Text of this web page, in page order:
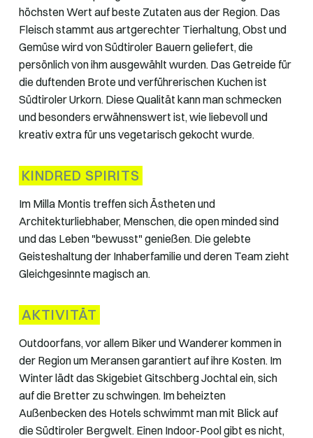
höchsten Wert auf beste Zutaten aus der Region. Das
Fleisch stammt aus artgerechter Tierhaltung, Obst und
Gemüse wird von Südtiroler Bauern geliefert, die
persönlich von ihm ausgewählt wurden. Das Getreide für
die duftenden Brote und verführerischen Kuchen ist
Südtiroler Urkorn. Diese Qualität kann man schmecken
und besonders erwähnenswert ist, wie liebevoll und
kreativ extra für uns vegetarisch gekocht wurde.
KINDRED SPIRITS
Im Milla Montis treffen sich Ästheten und
Architekturliebhaber, Menschen, die open minded sind
und das Leben "bewusst" genießen. Die gelebte
Geisteshaltung der Inhaberfamilie und deren Team zieht
Gleichgesinnte magisch an.
AKTIVITÄT
Outdoorfans, vor allem Biker und Wanderer kommen in
der Region um Meransen garantiert auf ihre Kosten. Im
Winter lädt das Skigebiet Gitschberg Jochtal ein, sich
auf die Bretter zu schwingen. Im beheizten
Außenbecken des Hotels schwimmt man mit Blick auf
die Südtiroler Bergwelt. Einen Indoor-Pool gibt es nicht,